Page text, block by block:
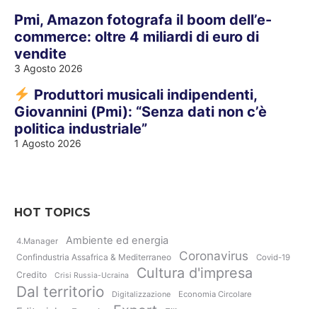
Pmi, Amazon fotografa il boom dell’e-
commerce: oltre 4 miliardi di euro di
vendite
3 Agosto 2026
Produttori musicali indipendenti,
Giovannini (Pmi): “Senza dati non c’è
politica industriale”
1 Agosto 2026
HOT TOPICS
4.Manager Ambiente ed energia
Confindustria Assafrica & Mediterraneo Coronavirus Covid-19
Credito Crisi Russia-Ucraina Cultura d'impresa
Dal territorio Digitalizzazione Economia Circolare